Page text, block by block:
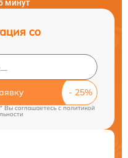
минут
со
Вы соглашаетесь cполитикой